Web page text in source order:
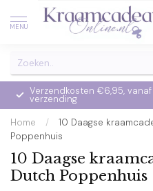
MENU
Verzendkosten €6,95,
verzending
Home /
10 Daagse
Poppenhuis
10 Daagse
Dutch Poppenhuis